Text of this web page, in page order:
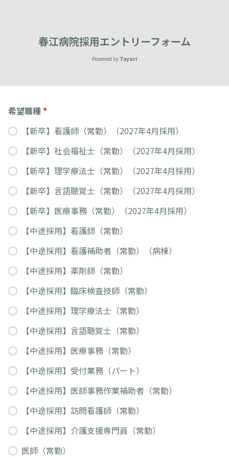
春江病院採用エントリーフォーム
Powered by Tayori
希望職種 *
【新卒】看護師（常勤）（2027年4月採用）
【新卒】社会福祉士（常勤）（2027年4月採用）
【新卒】理学療法士（常勤）（2027年4月採用）
【新卒】言語聴覚士（常勤）（2027年4月採用）
【新卒】医療事務（常勤）（2027年4月採用）
【中途採用】看護師（常勤）
【中途採用】看護補助者（常勤）（病棟）
【中途採用】薬剤師（常勤）
【中途採用】臨床検査技師（常勤）
【中途採用】理学療法士（常勤）
【中途採用】言語聴覚士（常勤）
【中途採用】医療事務（常勤）
【中途採用】受付業務（パート）
【中途採用】医師事務作業補助者（常勤）
【中途採用】訪問看護師（常勤）
【中途採用】介護支援専門員（常勤）
医師（常勤）